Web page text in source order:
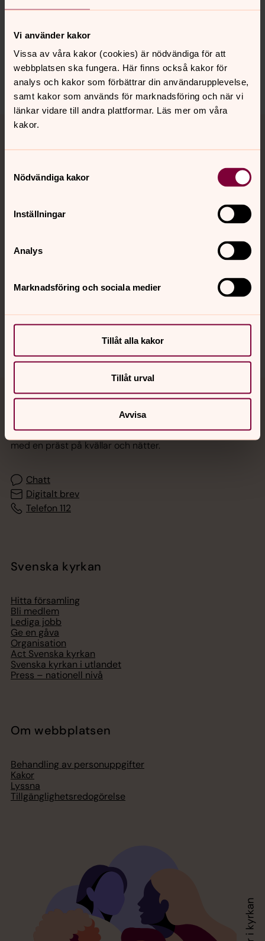
Vi använder kakor
Vissa av våra kakor (cookies) är nödvändiga för att
webbplatsen ska fungera. Här finns också kakor för
analys och kakor som förbättrar din användarupplevelse,
samt kakor som används för marknadsföring och när vi
länkar vidare till andra plattformar. Läs mer om våra
kakor.
Nödvändiga kakor
Inställningar
Analys
Marknadsföring och sociala medier
Tillåt alla kakor
Tillåt urval
Avvisa
innehåll?
adolf-fredrik.forsamling@svenskakyrkan.se
Dela
Tillbaka till toppen
Tillbaka till innehållet
Kontakt
Kalender
Sociala kanaler
Akut samtals- och krisstöd. Prata eller chatta anonymt
med en präst på kvällar och nätter.
Chatt
Digitalt brev
Telefon 112
Svenska kyrkan
Hitta församling
Bli medlem
Lediga jobb
Ge en gåva
Organisation
Act Svenska kyrkan
Svenska kyrkan i utlandet
Press – nationell nivå
Om webbplatsen
Behandling av personuppgifter
Kakor
Lyssna
Tillgänglighetsredogörelse